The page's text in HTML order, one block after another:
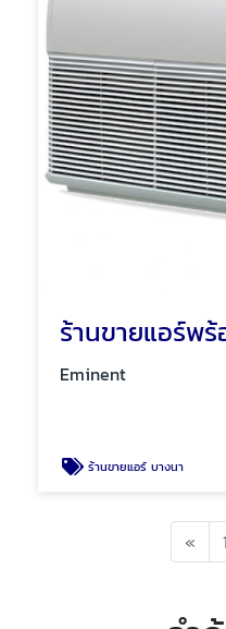
ร้านขายแอร์พ
Eminent
ร้านขายแอร์ บางนา
« 1